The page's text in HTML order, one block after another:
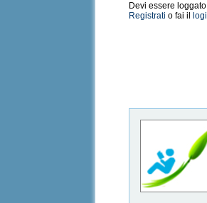
Devi essere
Registrati o fai il